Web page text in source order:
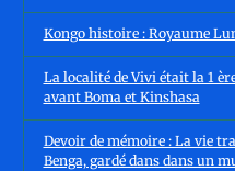
Kongo histoire : Royaume
La localité de Vivi était la 1
avant Boma et Kinshasa
Devoir de mémoire : La vie
Benga, gardé dans dans un